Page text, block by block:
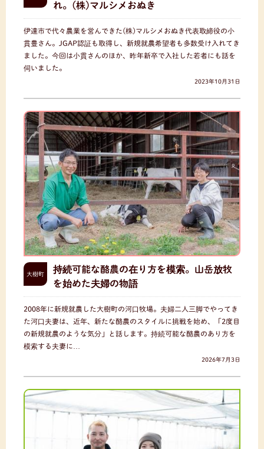
れ。(株)マルシメおぬき
伊達市で代々農業を営んできた(株)マルシメおぬき代表取締役の小
貫豊さん。JGAP認証も取得し、新規就農希望者も多数受け入れてき
ました。今回は小貫さんのほか、昨年新卒で入社した若者にも話を
伺いました。
2023年10月31日
大樹町
持続可能な酪農の在り方を模索。山岳放牧
を始めた夫婦の物語
2008年に新規就農した大樹町の河口牧場。夫婦二人三脚でやってき
た河口夫妻は、近年、新たな酪農のスタイルに挑戦を始め、「2度目
の新規就農のような気分」と話します。持続可能な酪農のあり方を
模索する夫妻に…
2026年7月3日